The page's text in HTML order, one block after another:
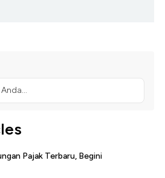
Pajak Terbaru, Begini